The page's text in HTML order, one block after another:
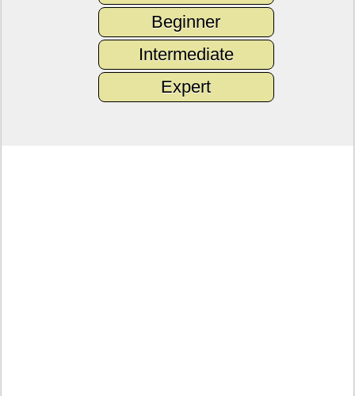
Beginner
Intermediate
Expert